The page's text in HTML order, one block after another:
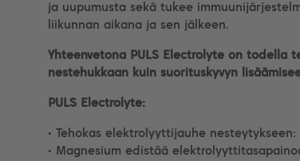
ja uupumusta sekä tukee
liikunnan aikana ja sen jälkeen.
Yhteenvetona PULS Electrolyte on todella
nestehukkaan kuin suorituskyvyn
PULS Electrolyte:
• Tehokas elektrolyyttijauhe
• Magnesium edistää